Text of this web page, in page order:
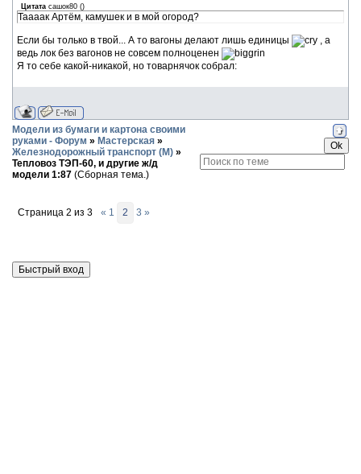
Цитата сашок80 ()
Таааак Артём, камушек и в мой огород?
Если бы только в твой... А то вагоны делают лишь единицы
, а
ведь лок без вагонов не совсем полноценен
Я то себе какой-никакой, но товарнячок собрал:
Модели из бумаги и картона своими
руками - Форум » Мастерская »
Железнодорожный транспорт (М) »
Тепловоз ТЭП-60, и другие ж/д
модели 1:87 (Сборная тема.)
Страница 2 из 3 « 1 2 3 »